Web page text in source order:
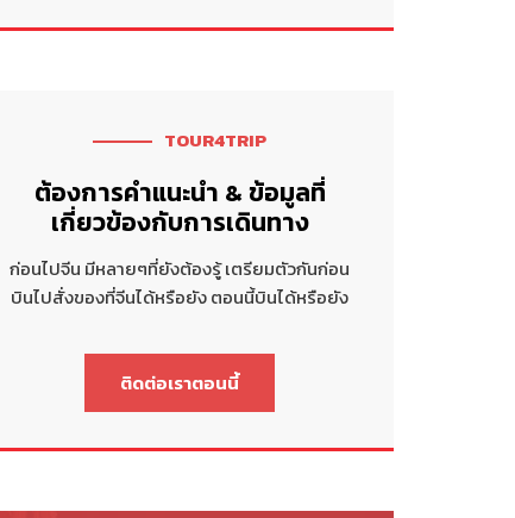
TOUR4TRIP
ต้องการคำแนะนำ & ข้อมูลที่
เกี่ยวข้องกับการเดินทาง
ก่อนไปจีน มีหลายๆที่ยังต้องรู้ เตรียมตัวกันก่อน
บินไปสั่งของที่จีนได้หรือยัง ตอนนี้บินได้หรือยัง
ติดต่อเราตอนนี้